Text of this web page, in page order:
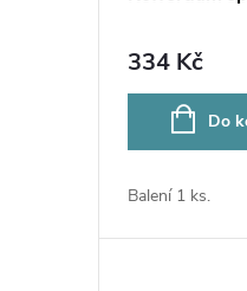
u
334 Kč
Do
Balení 1 ks.